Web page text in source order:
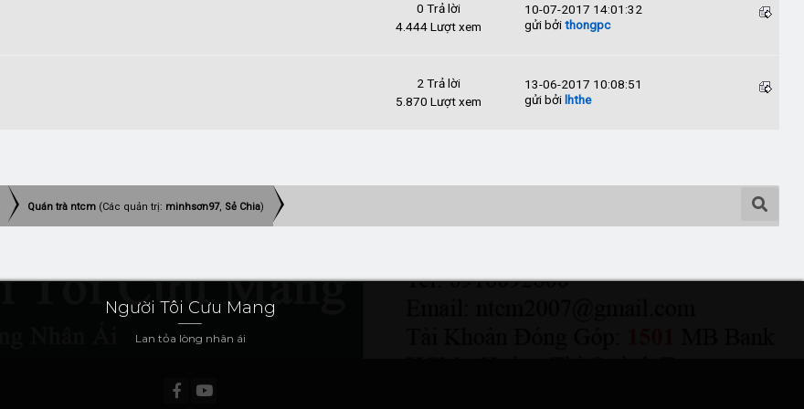
0 Trả lời
4.444 Lượt xem
10-07-2017 14:01:32
gửi bởithongpc
2 Trả lời
5.870 Lượt xem
13-06-2017 10:08:51
gửi bởi lhthe
Quán trà ntcm (Các quản trị: minhsơn97, Sẻ Chia)
Người Tôi Cưu Mang
Lan tỏa lòng nhân ái